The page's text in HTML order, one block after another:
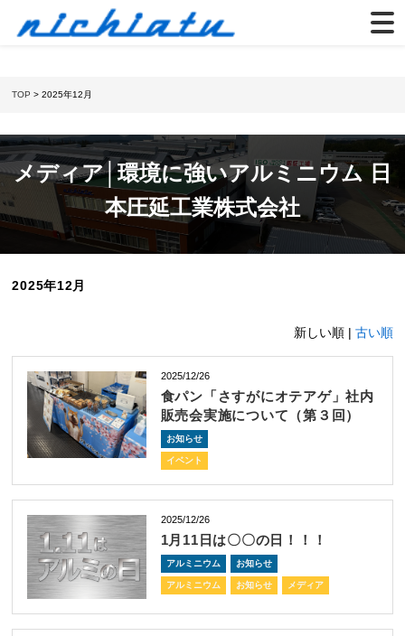
TOP > 2025年12月
メディア│環境に強いアルミニウム 日
本圧延工業株式会社
2025年12月
新しい順 | 古い順
2025/12/26
食パン「さすがにオテアゲ」社内
販売会実施について（第３回）
お知らせ
イベント
2025/12/26
1月11日は〇〇の日！！！
アルミニウム お知らせ
アルミニウム お知らせ メディア